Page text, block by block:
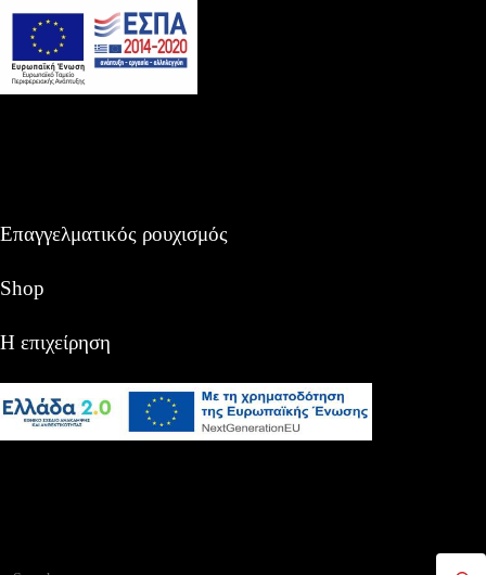
Επαγγελματικός ρουχισμός
Shop
Η επιχείρηση